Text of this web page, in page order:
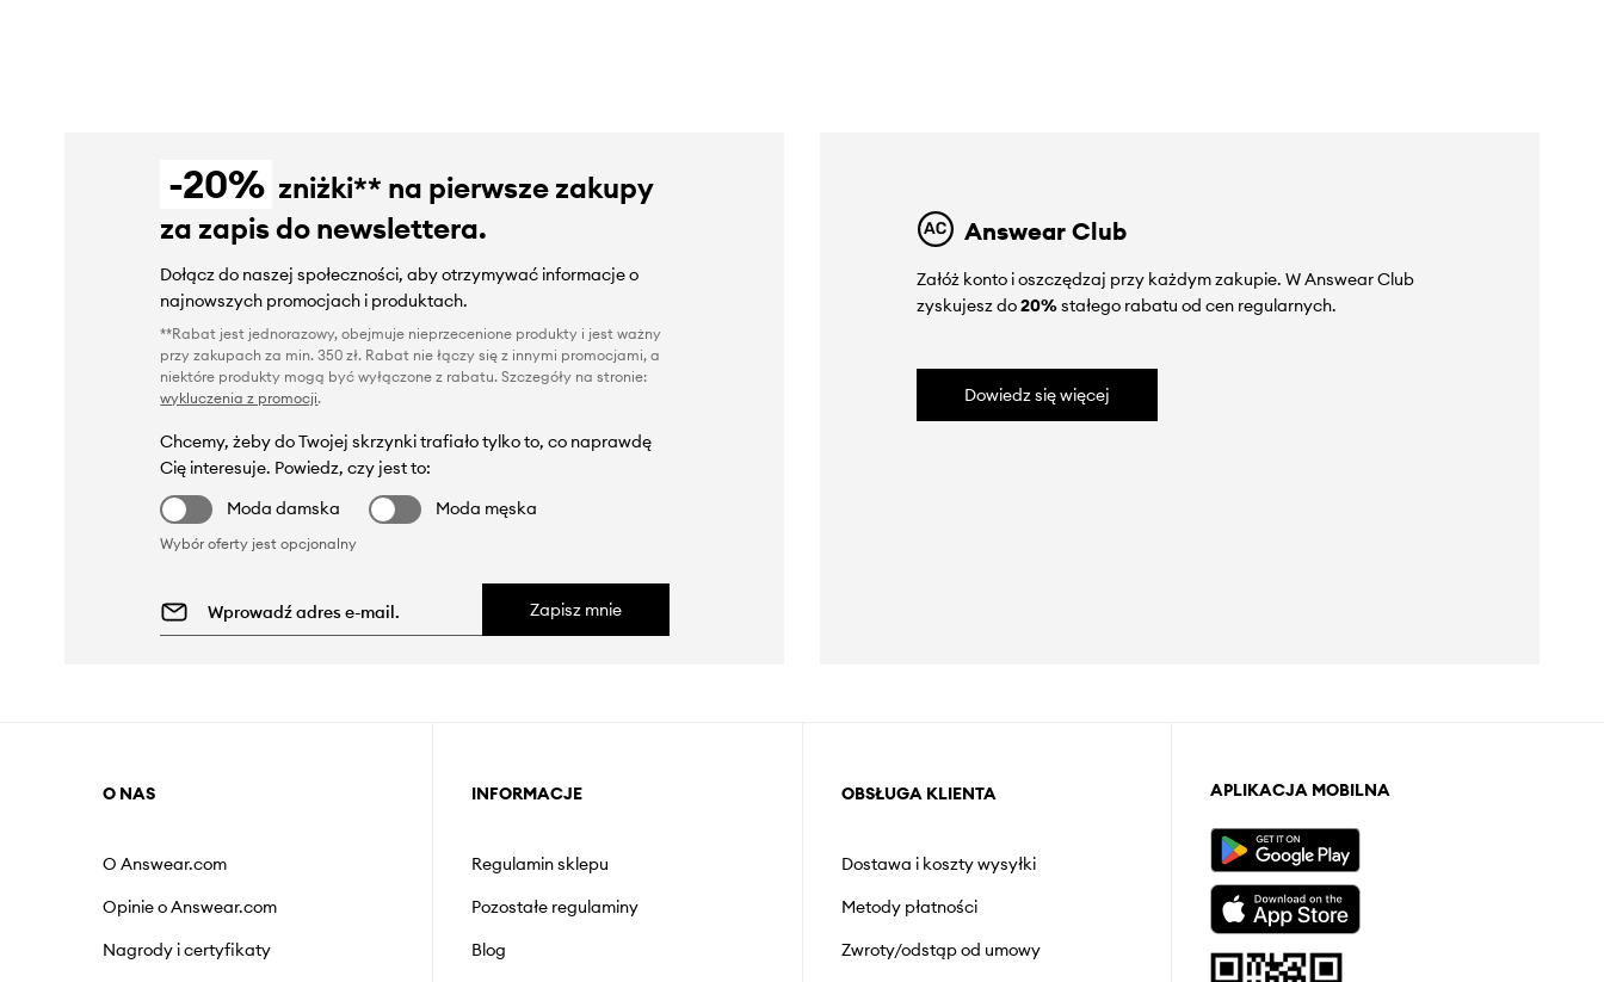
-20% zniżki** na pierwsze zakupy
za zapis do newslettera.
Dołącz do naszej społeczności, aby otrzymywać informacje o
najnowszych promocjach i produktach.
**Rabat jest jednorazowy, obejmuje nieprzecenione produkty i jest ważny
przy zakupach za min. 350 zł. Rabat nie łączy się z innymi promocjami, a
niektóre produkty mogą być wyłączone z rabatu. Szczegóły na stronie:
wykluczenia z promocji.
Chcemy, żeby do Twojej skrzynki trafiało tylko to, co naprawdę
Cię interesuje. Powiedz, czy jest to:
Moda damska
Moda męska
Wybór oferty jest opcjonalny
Zapisz mnie
Answear Club
Załóż konto i oszczędzaj przy każdym zakupie. W Answear Club
zyskujesz do20%stałego rabatu od cen regularnych.
Dowiedz się więcej
O NAS
O Answear.com
Opinie o Answear.com
Nagrody i certyfikaty
INFORMACJE
Regulamin sklepu
Pozostałe regulaminy
Blog
OBSŁUGA KLIENTA
Dostawa i koszty wysyłki
Metody płatności
Zwroty/odstąp od umowy
APLIKACJA MOBILNA